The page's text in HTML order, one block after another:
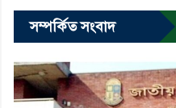
সম্পর্কিত সংবাদ